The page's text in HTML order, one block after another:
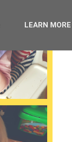
LEARN MORE